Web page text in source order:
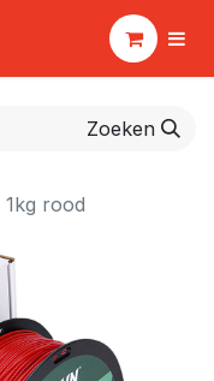
Zoeken
1kg rood